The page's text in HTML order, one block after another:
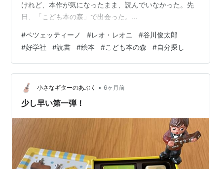
けれど、本作が気になったまま、読んでいなかった。先
日、「こども本の森」で出会った。
ブル模様の地面に、さいころみたいな四角いオレンジ
と、四角のあつまった物体。 表紙裏には、谷川俊太郎さ
んの「レオ・レオニみたび」”〈あおくんときいろちゃ
ん〉によって、 絵本の世界に開眼させられてから、 もう
どれくらいの年月がたったことでしょう。 いつの間にか
私の レオ・レ…
#ペツェッティーノ #レオ・レオニ #谷川俊太郎
#好学社 #読書 #絵本 #こども本の森 #自分探し
小さなギターのあぶく • 6ヶ月前
少し早い第一弾！